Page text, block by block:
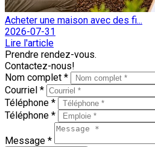
Acheter une maison avec des fi...
2026-07-31
Lire l'article
Prendre rendez-vous.
Contactez-nous!
Nom complet *
Courriel *
Téléphone *
Téléphone *
Message *